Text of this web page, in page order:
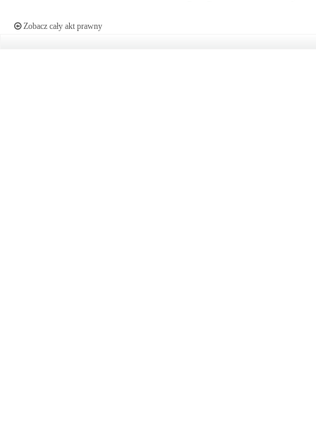
Zobacz cały akt prawny